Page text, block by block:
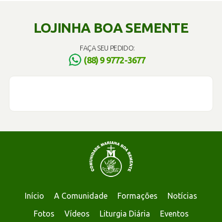
LOJINHA BOA SEMENTE
FAÇA SEU PEDIDO:
(88) 9 9772-3677
Início A Comunidade Formações
Notícias
Fotos
Vídeos Liturgia Diária Eventos